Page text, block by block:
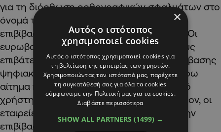
για τη διόρθωση ορθογραφικών σφαλμάτων στο
όνομά τους ή για την εκτύπωση κάρτας
επιβίβασης εάν έχουν ήδη κάνει check-in. Οι
ευρωβουλευτές εξασφάλισαν επίσης στους
επιβάτες το δικαίωμα λήψης καρτών επιβίβασης
ψηφιακά κατά το check-in, χωρίς περαιτέρω
αίτημα ή υποχρέωση να έχουν λογαριασμό
χρήστη ή συγκεκριμένη εφαρμογή. Επιπλέον, οι
εταιρείες δεν θα μπορούν να αρνούνται την
επιβίβαση με την αιτιολογία ότι επιβάτες
×
Αυτός ο ιστότοπος
χρησιμοποιεί cookies
Αυτός ο ιστότοπος χρησιμοποιεί cookies για
τη βελτίωση της εμπειρίας των χρηστών.
Χρησιμοποιώντας τον ιστότοπό μας, παρέχετε
τη συγκατάθεσή σας για όλα τα cookies
σύμφωνα με την Πολιτική μας για τα cookies.
Διαβάστε περισσότερα
SHOW ALL PARTNERS (1499) →